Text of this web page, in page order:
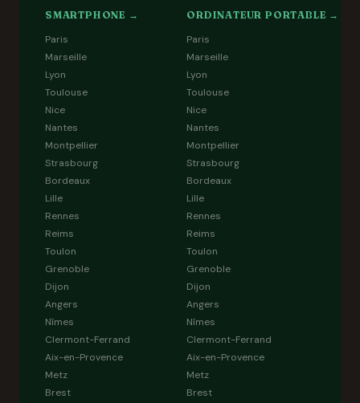
SMARTPHONE →
Paris
Marseille
Lyon
Toulouse
Nice
Nantes
Montpellier
Strasbourg
Bordeaux
Lille
Rennes
Reims
Toulon
Grenoble
Dijon
Angers
Nîmes
Clermont-Ferrand
Aix-en-Provence
Metz
Brest
ORDINATEUR PORTABLE →
Paris
Marseille
Lyon
Toulouse
Nice
Nantes
Montpellier
Strasbourg
Bordeaux
Lille
Rennes
Reims
Toulon
Grenoble
Dijon
Angers
Nîmes
Clermont-Ferrand
Aix-en-Provence
Metz
Brest